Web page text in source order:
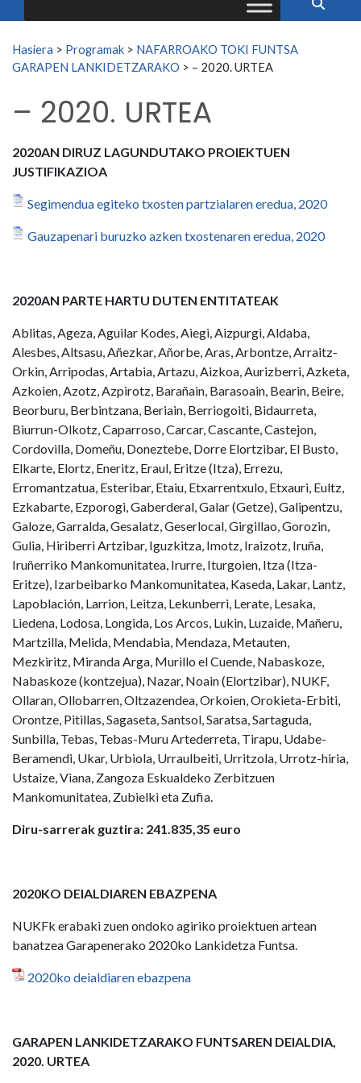
Search for:
Hasiera > Programak > NAFARROAKO TOKI FUNTSA
GARAPEN LANKIDETZARAKO > – 2020. URTEA
– 2020. URTEA
2020AN DIRUZ LAGUNDUTAKO PROIEKTUEN
JUSTIFIKAZIOA
Segimendua egiteko txosten partzialaren eredua, 2020
Gauzapenari buruzko azken txostenaren eredua, 2020
2020AN PARTE HARTU DUTEN ENTITATEAK
Ablitas, Ageza, Aguilar Kodes, Aiegi, Aizpurgi, Aldaba,
Alesbes, Altsasu, Añezkar, Añorbe, Aras, Arbontze, Arraitz-
Orkin, Arripodas, Artabia, Artazu, Aizkoa, Aurizberri, Azketa,
Azkoien, Azotz, Azpirotz, Barañain, Barasoain, Bearin, Beire,
Beorburu, Berbintzana, Beriain, Berriogoiti, Bidaurreta,
Biurrun-Olkotz, Caparroso, Carcar, Cascante, Castejon,
Cordovilla, Domeñu, Doneztebe, Dorre Elortzibar, El Busto,
Elkarte, Elortz, Eneritz, Eraul, Eritze (Itza), Errezu,
Erromantzatua, Esteribar, Etaiu, Etxarrentxulo, Etxauri, Eultz,
Ezkabarte, Ezporogi, Gaberderal, Galar (Getze), Galipentzu,
Galoze, Garralda, Gesalatz, Geserlocal, Girgillao, Gorozin,
Gulia, Hiriberri Artzibar, Iguzkitza, Imotz, Iraizotz, Iruña,
Iruñerriko Mankomunitatea, Irurre, Iturgoien, Itza (Itza-
Eritze), Izarbeibarko Mankomunitatea, Kaseda, Lakar, Lantz,
Lapoblación, Larrion, Leitza, Lekunberri, Lerate, Lesaka,
Liedena, Lodosa, Longida, Los Arcos, Lukin, Luzaide, Mañeru,
Martzilla, Melida, Mendabia, Mendaza, Metauten,
Mezkiritz, Miranda Arga, Murillo el Cuende, Nabaskoze,
Nabaskoze (kontzejua), Nazar, Noain (Elortzibar), NUKF,
Ollaran, Ollobarren, Oltzazendea, Orkoien, Orokieta-Erbiti,
Orontze, Pitillas, Sagaseta, Santsol, Saratsa, Sartaguda,
Sunbilla, Tebas, Tebas-Muru Artederreta, Tirapu, Udabe-
Beramendi, Ukar, Urbiola, Urraulbeiti, Urritzola, Urrotz-hiria,
Ustaize, Viana, Zangoza Eskualdeko Zerbitzuen
Mankomunitatea, Zubielki eta Zufia.
Diru-sarrerak guztira: 241.835,35 euro
2020KO DEIALDIAREN EBAZPENA
NUKFk erabaki zuen ondoko agiriko proiektuen artean
banatzea Garapenerako 2020ko Lankidetza Funtsa.
2020ko deialdiaren ebazpena
GARAPEN LANKIDETZARAKO FUNTSAREN DEIALDIA,
2020. URTEA